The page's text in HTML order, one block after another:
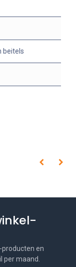
beitels
en
per maand.